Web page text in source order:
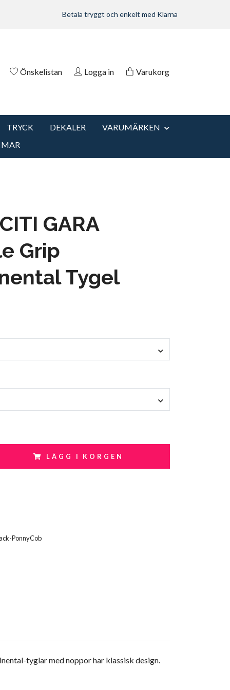
Betala tryggt och enkelt med Klarna
Önskelistan Logga in Varukorg
TRYCK DEKALER
VARUMÄRKEN
GARA
Grip
Tygel
LÄGG I KORGEN
PonnyCob
tyglar med noppor har klassisk design.